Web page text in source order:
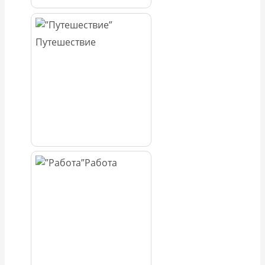
Путешествие
Работа